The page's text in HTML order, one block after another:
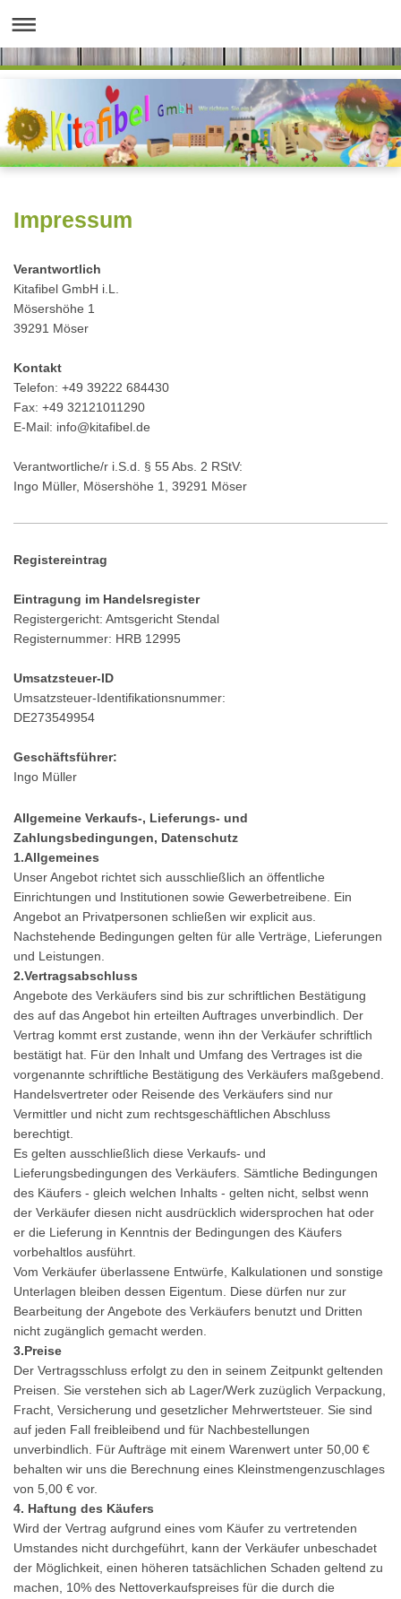
Impressum
Verantwortlich
Kitafibel GmbH i.L.
Mösershöhe 1
39291 Möser
Kontakt
Telefon: +49 39222 684430
Fax: +49 32121011290
E-Mail: info@kitafibel.de
Verantwortliche/r i.S.d. § 55 Abs. 2 RStV:
Ingo Müller, Mösershöhe 1, 39291 Möser
Registereintrag
Eintragung im Handelsregister
Registergericht: Amtsgericht Stendal
Registernummer: HRB 12995
Umsatzsteuer-ID
Umsatzsteuer-Identifikationsnummer:
DE273549954
Geschäftsführer:
Ingo Müller
Allgemeine Verkaufs-, Lieferungs- und
Zahlungsbedingungen, Datenschutz
1.Allgemeines
Unser Angebot richtet sich ausschließlich an öffentliche
Einrichtungen und Institutionen sowie Gewerbetreibene. Ein
Angebot an Privatpersonen schließen wir explicit aus.
Nachstehende Bedingungen gelten für alle Verträge, Lieferungen
und Leistungen.
2.Vertragsabschluss
Angebote des Verkäufers sind bis zur schriftlichen Bestätigung
des auf das Angebot hin erteilten Auftrages unverbindlich. Der
Vertrag kommt erst zustande, wenn ihn der Verkäufer schriftlich
bestätigt hat. Für den Inhalt und Umfang des Vertrages ist die
vorgenannte schriftliche Bestätigung des Verkäufers maßgebend.
Handelsvertreter oder Reisende des Verkäufers sind nur
Vermittler und nicht zum rechtsgeschäftlichen Abschluss
berechtigt.
Es gelten ausschließlich diese Verkaufs- und
Lieferungsbedingungen des Verkäufers. Sämtliche Bedingungen
des Käufers - gleich welchen Inhalts - gelten nicht, selbst wenn
der Verkäufer diesen nicht ausdrücklich widersprochen hat oder
er die Lieferung in Kenntnis der Bedingungen des Käufers
vorbehaltlos ausführt.
Vom Verkäufer überlassene Entwürfe, Kalkulationen und sonstige
Unterlagen bleiben dessen Eigentum. Diese dürfen nur zur
Bearbeitung der Angebote des Verkäufers benutzt und Dritten
nicht zugänglich gemacht werden.
3.Preise
Der Vertragsschluss erfolgt zu den in seinem Zeitpunkt geltenden
Preisen. Sie verstehen sich ab Lager/Werk zuzüglich Verpackung,
Fracht, Versicherung und gesetzlicher Mehrwertsteuer. Sie sind
auf jeden Fall freibleibend und für Nachbestellungen
unverbindlich. Für Aufträge mit einem Warenwert unter 50,00 €
behalten wir uns die Berechnung eines Kleinstmengenzuschlages
von 5,00 € vor.
4. Haftung des Käufers
Wird der Vertrag aufgrund eines vom Käufer zu vertretenden
Umstandes nicht durchgeführt, kann der Verkäufer unbeschadet
der Möglichkeit, einen höheren tatsächlichen Schaden geltend zu
machen, 10% des Nettoverkaufspreises für die durch die